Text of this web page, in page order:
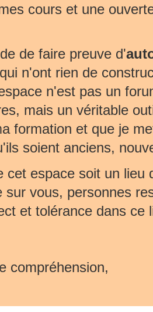
cours et une
de faire preuve d'
n'ont rien de
n'est pas un
mais un véritable
formation et que je
soient anciens,
cet espace soit un lieu
sur vous, personnes
et tolérance dans ce
compréhension,